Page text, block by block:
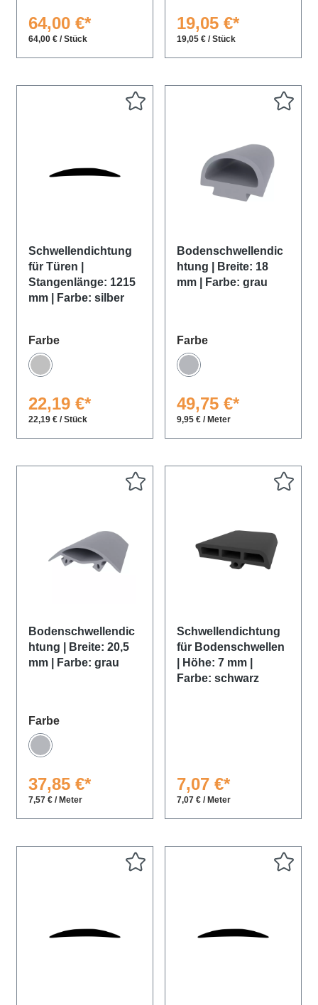
64,00 €*
64,00 € / Stück
19,05 €*
19,05 € / Stück
Schwellendichtung
für Türen |
Stangenlänge: 1215
mm | Farbe: silber
Farbeauswählen
EV1 farblos eloxiert
22,19 €*
22,19 € / Stück
Bodenschwellendic
htung | Breite: 18
mm | Farbe: grau
Farbeauswählen
Grau
49,75 €*
9,95 € / Meter
Bodenschwellendic
htung | Breite: 20,5
mm | Farbe: grau
Farbeauswählen
Grau
37,85 €*
7,57 € / Meter
Schwellendichtung
für Bodenschwellen
| Höhe: 7 mm |
Farbe: schwarz
7,07 €*
7,07 € / Meter